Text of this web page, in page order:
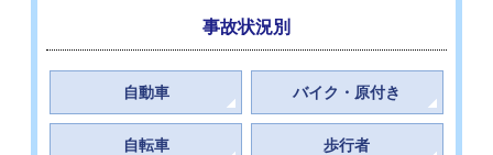
事故状況別
自動車 バイク・原付き
自転車 歩行者